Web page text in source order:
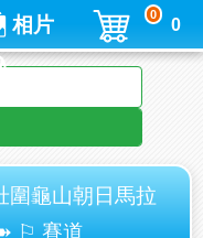
相片
0
0
圍龜山朝日馬拉
➽ ⚐ 賽道